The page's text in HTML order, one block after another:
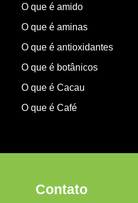
O que é amido
O que é aminas
O que é antioxidantes
O que é botânicos
O que é Cacau
O que é Café
Contato